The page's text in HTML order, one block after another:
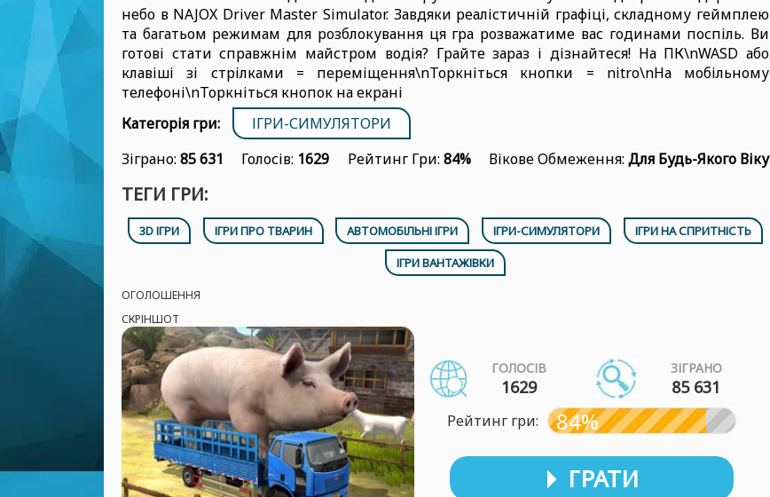
небо в NAJOX Driver Master Simulator. Завдяки реалістичній графіці, складному геймплею
та багатьом режимам для розблокування ця гра розважатиме вас годинами поспіль. Ви
готові стати справжнім майстром водія? Грайте зараз і дізнайтеся! На ПК\nWASD або
клавіші зі стрілками = переміщення\nТоркніться кнопки = nitro\nНа мобільному
телефоні\nТоркніться кнопок на екрані
Категорія гри:
ІГРИ-СИМУЛЯТОРИ
Зіграно: 85 631 Голосів: 1629 Рейтинг Гри: 84% Вікове Обмеження: Для Будь-Якого Віку
ТЕГИ ГРИ:
3D ІГРИ ІГРИ ПРО ТВАРИН АВТОМОБІЛЬНІ ІГРИ ІГРИ-СИМУЛЯТОРИ
ІГРИ НА СПРИТНІСТЬ
ІГРИ ВАНТАЖІВКИ
ОГОЛОШЕННЯ
СКРІНШОТ
ГОЛОСІВ
1629
ЗІГРАНО
85 631
Рейтинг гри: 84%
ГРАТИ